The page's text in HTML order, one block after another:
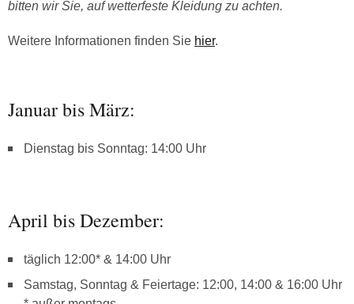
bitten wir Sie, auf wetterfeste Kleidung zu achten.
Weitere Informationen finden Sie hier.
Januar bis März:
Dienstag bis Sonntag: 14:00 Uhr
April bis Dezember:
täglich 12:00* & 14:00 Uhr
Samstag, Sonntag & Feiertage: 12:00, 14:00 & 16:00 Uhr